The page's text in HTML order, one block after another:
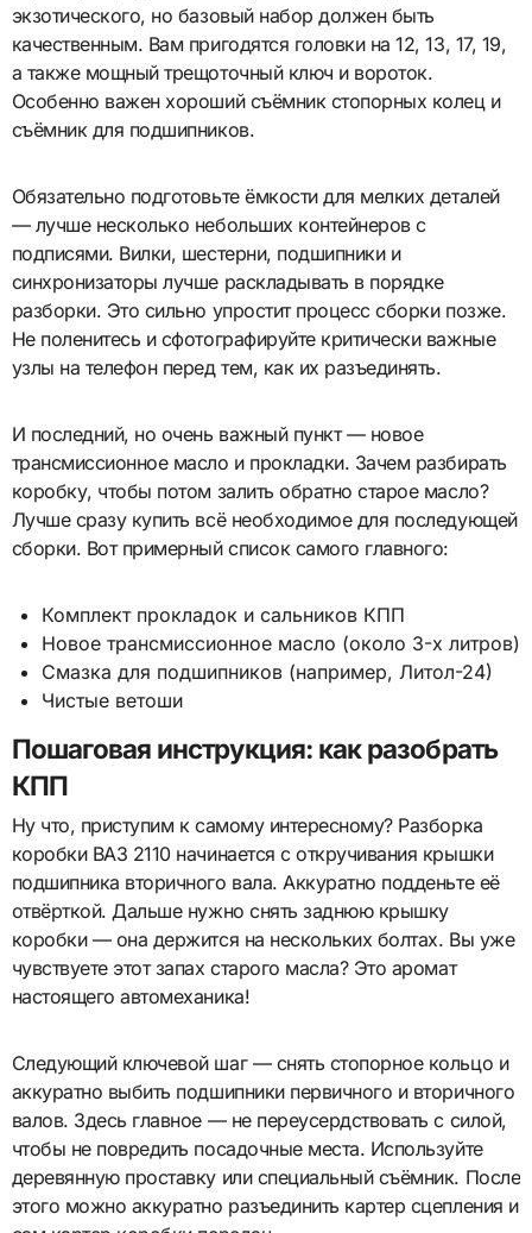
экзотического, но базовый набор должен быть
качественным. Вам пригодятся головки на 12, 13, 17, 19,
а также мощный трещоточный ключ и вороток.
Особенно важен хороший съёмник стопорных колец и
съёмник для подшипников.
Обязательно подготовьте ёмкости для мелких деталей
— лучше несколько небольших контейнеров с
подписями. Вилки, шестерни, подшипники и
синхронизаторы лучше раскладывать в порядке
разборки. Это сильно упростит процесс сборки позже.
Не поленитесь и сфотографируйте критически важные
узлы на телефон перед тем, как их разъединять.
И последний, но очень важный пункт — новое
трансмиссионное масло и прокладки. Зачем разбирать
коробку, чтобы потом залить обратно старое масло?
Лучше сразу купить всё необходимое для последующей
сборки. Вот примерный список самого главного:
Комплект прокладок и сальников КПП
Новое трансмиссионное масло (около 3-х литров)
Смазка для подшипников (например, Литол-24)
Чистые ветоши
Пошаговая инструкция: как разобрать
КПП
Ну что, приступим к самому интересному? Разборка
коробки ВАЗ 2110 начинается с откручивания крышки
подшипника вторичного вала. Аккуратно подденьте её
отвёрткой. Дальше нужно снять заднюю крышку
коробки — она держится на нескольких болтах. Вы уже
чувствуете этот запах старого масла? Это аромат
настоящего автомеханика!
Следующий ключевой шаг — снять стопорное кольцо и
аккуратно выбить подшипники первичного и вторичного
валов. Здесь главное — не переусердствовать с силой,
чтобы не повредить посадочные места. Используйте
деревянную проставку или специальный съёмник. После
этого можно аккуратно разъединить картер сцепления и